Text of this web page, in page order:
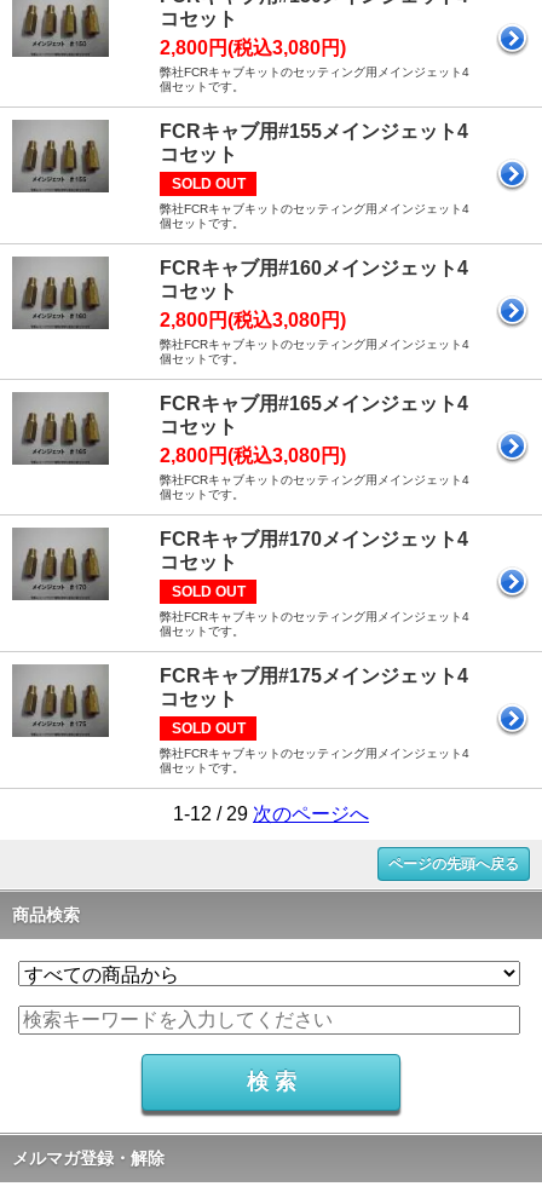
コセット
2,800円(税込3,080円)
弊社FCRキャブキットのセッティング用メインジェット4
個セットです。
FCRキャブ用#155メインジェット4
コセット
SOLD OUT
弊社FCRキャブキットのセッティング用メインジェット4
個セットです。
FCRキャブ用#160メインジェット4
コセット
2,800円(税込3,080円)
弊社FCRキャブキットのセッティング用メインジェット4
個セットです。
FCRキャブ用#165メインジェット4
コセット
2,800円(税込3,080円)
弊社FCRキャブキットのセッティング用メインジェット4
個セットです。
FCRキャブ用#170メインジェット4
コセット
SOLD OUT
弊社FCRキャブキットのセッティング用メインジェット4
個セットです。
FCRキャブ用#175メインジェット4
コセット
SOLD OUT
弊社FCRキャブキットのセッティング用メインジェット4
個セットです。
1-12 / 29 次のページへ
ページの先頭へ戻る
商品検索
メルマガ登録・解除